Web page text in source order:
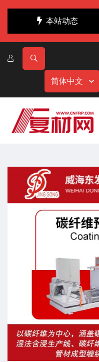
本站动态
简体中文